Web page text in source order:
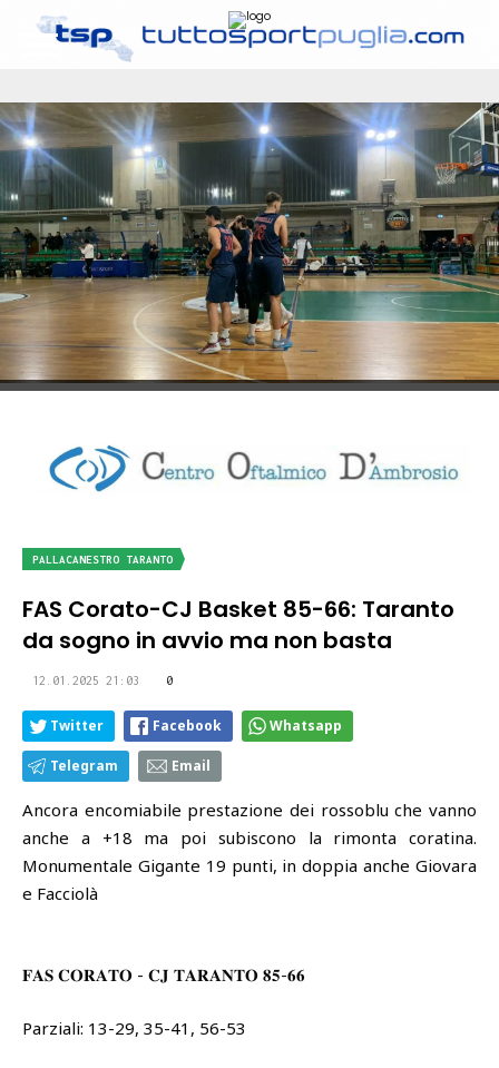
PALLACANESTRO TARANTO
FAS Corato-CJ Basket 85-66: Taranto
da sogno in avvio ma non basta
12.01.2025 21:03 0
Twitter Facebook Whatsapp
Telegram Email
Ancora encomiabile prestazione dei rossoblu che vanno
anche a +18 ma poi subiscono la rimonta coratina.
Monumentale Gigante 19 punti, in doppia anche Giovara
e Facciolà
𝐅𝐀𝐒 𝐂𝐎𝐑𝐀𝐓𝐎 - 𝐂𝐉 𝐓𝐀𝐑𝐀𝐍𝐓𝐎 𝟖𝟓-𝟔𝟔
Parziali: 13-29, 35-41, 56-53